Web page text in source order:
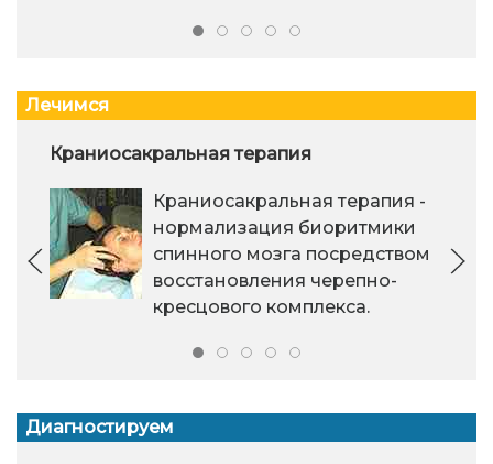
Лечимся
Краниосакральная терапия
Краниосакральная терапия -
нормализация биоритмики
спинного мозга посредством
восстановления черепно-
кресцового комплекса.
Диагностируем